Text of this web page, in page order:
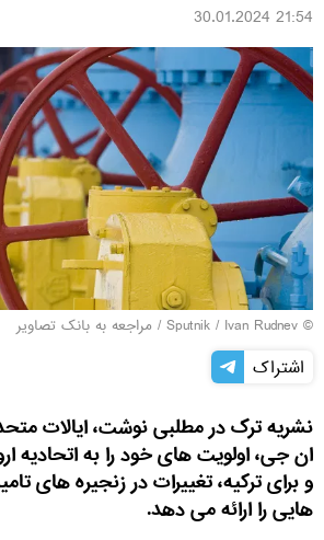
21:54 30.01.2024
© Sputnik / Ivan Rudnev
/ مراجعه به بانک تصاویر
اشتراک
نشریه ترک در مطلبی نوشت، ایالات
ان جی، اولویت های خود را به اتحادیه
و برای ترکیه، تغییرات در زنجیره های
هایی را ارائه می دهد.